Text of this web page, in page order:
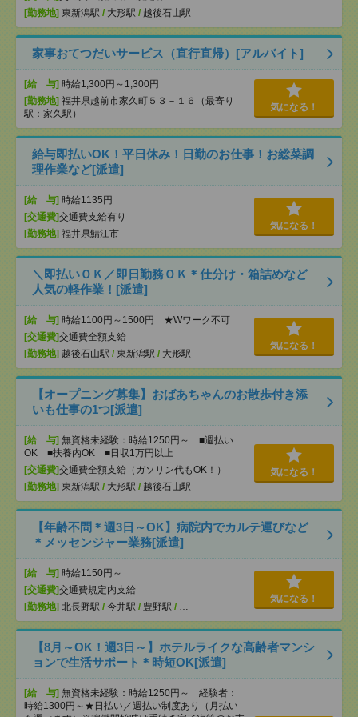
[勤務地] 東新潟駅 / 大形駅 / 越後石山駅
家事おてつだいサービス（直行直帰）[アルバイト]
[給 与] 時給1,300円～1,300円
[勤務地] 福井県越前市家久町５３－１６（最寄り
駅：家久駅）
気になる！
給与即払いOK！平日休み！日勤のお仕事！お総菜調
理作業など[派遣]
[給 与] 時給1135円
[交通費]交通費支給有り
[勤務地] 福井県鯖江市
気になる！
＼即払いＯＫ／即日勤務ＯＫ＊仕分け・箱詰めなど
人気の軽作業！[派遣]
[給 与] 時給1100円～1500円 ★Wワーク不可
[交通費]交通費全額支給
[勤務地] 越後石山駅 / 東新潟駅 / 大形駅
気になる！
【オープニング募集】おばあちゃんのお散歩付き添
いも仕事の1つ[派遣]
[給 与] 無資格未経験：時給1250円～ ■週払い
OK ■扶養内OK ■日収1万円以上
[交通費]交通費全額支給（ガソリン代もOK！）
[勤務地] 東新潟駅 / 大形駅 / 越後石山駅
気になる！
【年齢不問＊週3日～OK】病院内でカルテ運びなど
＊メッセンジャー業務[派遣]
[給 与] 時給1150円～
[交通費]交通費規定内支給
[勤務地] 北長野駅 / 今井駅 / 豊野駅 / …
気になる！
【8月～OK！週3日～】ホテルライクな高齢者マンシ
ョンで生活サポート＊時短OK[派遣]
[給 与] 無資格未経験：時給1250円～ 経験者：
時給1300円～★日払い／週払い制度あり（月払い